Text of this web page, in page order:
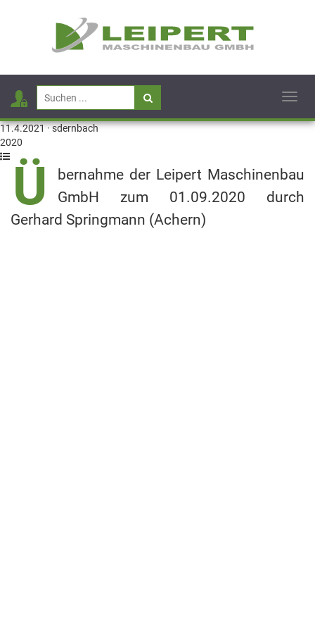
11.4.2021 · sdernbach
2020
Ü
bernahme der Leipert Maschinenbau
GmbH zum 01.09.2020 durch
Gerhard Springmann (Achern)